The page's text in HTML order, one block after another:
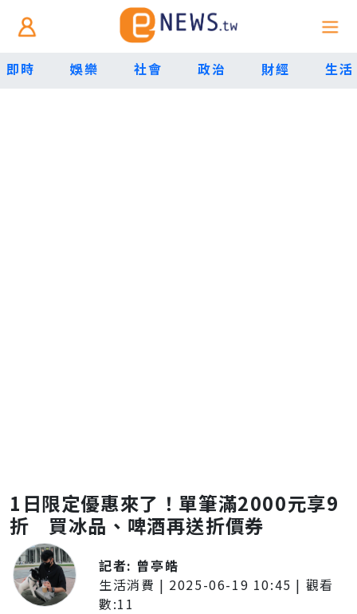
即時 娛樂 社會 政治 財經 生活
1日限定優惠來了！單筆滿2000元享9
折 買冰品、啤酒再送折價券
記者: 曾亭皓
生活消費 | 2025-06-19 10:45 | 觀看
數:11